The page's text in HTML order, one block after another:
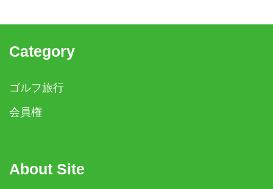
Category
ゴルフ旅行
会員権
About Site